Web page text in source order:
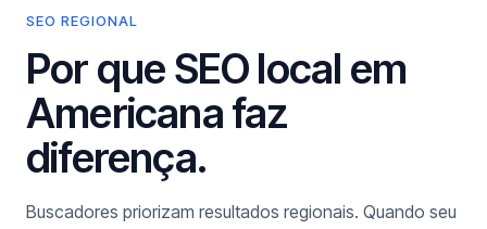
SEO REGIONAL
Por que SEO local em
Americana faz
diferença.
Buscadores priorizam resultados regionais. Quando seu